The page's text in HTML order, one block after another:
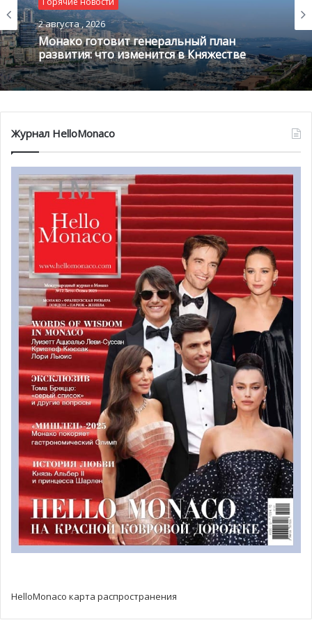
В 2017 году Жиль Пудловский, издатель и создатель
известного руководства по кулинарии «Publo Paris»,
вознес Дину Николау на самую вершину, признав ее
заведение «Evi Evane» лучшим иностранным
рестораном в Париже. Сегодня ресторан Omêr, который
покоряет Лазурный Берег, сделал ставку на
выигрышную комбинацию, объединив Патрика Лэна в
команду с Диной, которые вместе теперь будут
создавать божественные блюда по рецептам Алена
Дюкаса. Это означает, что при выборе, где сделать
паузу между прогулками по Монако, на ресторан Omêr
точно можно положиться. Ведь именно здесь на
протяжении всего лета вы сможете попробовать самую
прекрасную греческую и средиземноморскую кухню.
2 августа , 2026
Монако готовит генеральный план
развития: что изменится в Княжестве
Журнал HelloMonaco
HelloMonaco карта распространения